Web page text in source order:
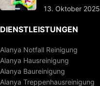
13. Oktober 2025
DIENSTLEISTUNGEN
Alanya Notfall Reinigung
Alanya Hausreinigung
Alanya Baureinigung
Alanya Treppenhausreinigung